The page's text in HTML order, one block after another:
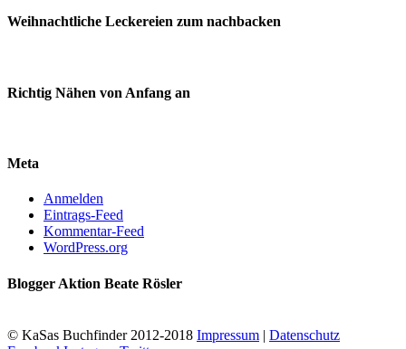
Weihnachtliche Leckereien zum nachbacken
Richtig Nähen von Anfang an
Meta
Anmelden
Eintrags-Feed
Kommentar-Feed
WordPress.org
Blogger Aktion Beate Rösler
© KaSas Buchfinder 2012-2018 Impressum | Datenschutz